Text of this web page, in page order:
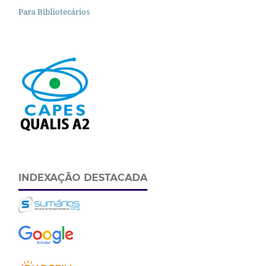
Para Bibliotecários
INDEXAÇÃO DESTACADA